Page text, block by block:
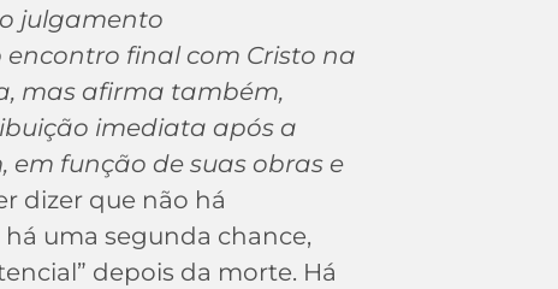
julgamento
final com Cristo na
mas afirma também,
imediata após a
em função de suas obras e
dizer que não há
uma segunda chance,
depois da morte. Há